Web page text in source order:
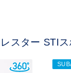
スター STI